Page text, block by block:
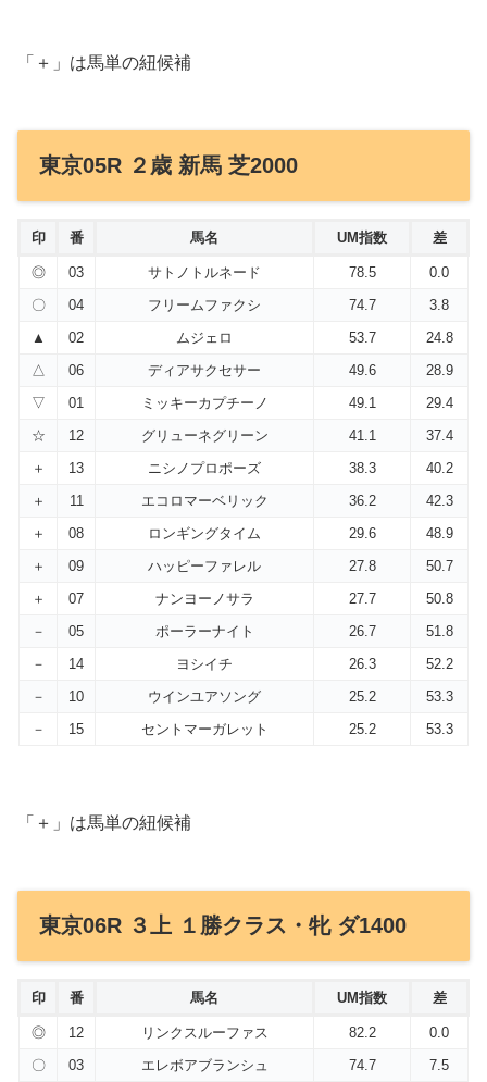
「＋」は馬単の紐候補
東京05R ２歳 新馬 芝2000
印 番 馬名 UM指数 差
◎ 03 サトノトルネード 78.5
0.0
〇
04 フリームファクシ 74.7
3.8
▲
02 ムジェロ 53.7
24.8
△
06 ディアサクセサー 49.6
28.9
▽
01 ミッキーカプチーノ 49.1
29.4
☆
12 グリューネグリーン 41.1
37.4
＋
13 ニシノプロポーズ 38.3
40.2
＋
11 エコロマーベリック 36.2
42.3
＋
08 ロンギングタイム 29.6
48.9
＋
09 ハッピーファレル 27.8
50.7
＋
07 ナンヨーノサラ 27.7
50.8
－
05 ポーラーナイト 26.7
51.8
－
14 ヨシイチ 26.3
52.2
－
10 ウインユアソング 25.2
53.3
－
15 セントマーガレット 25.2 53.3
「＋」は馬単の紐候補
東京06R ３上 １勝クラス・牝 ダ1400
印 番 馬名 UM指数 差
◎ 12 リンクスルーファス 82.2
0.0
〇
03 エレボアブランシュ 74.7
7.5